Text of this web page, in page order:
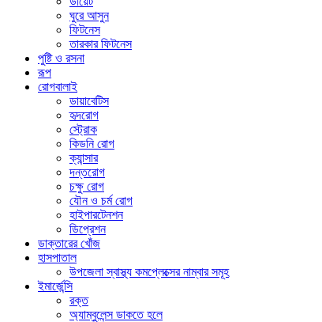
ঘুরে আসুন
ফিটনেস
তারকার ফিটনেস
পুষ্টি ও রসনা
রূপ
রোগবালাই
ডায়াবেটিস
হৃদরোগ
স্ট্রোক
কিডনি রোগ
ক্যান্সার
দন্তরোগ
চক্ষু রোগ
যৌন ও চর্ম রোগ
হাইপারটেনশন
ডিপ্রেশন
ডাক্তারের খোঁজ
হাসপাতাল
উপজেলা স্বাস্থ্য কমপ্লেক্সের নাম্বার সমূহ
ইমার্জেন্সি
রক্ত
অ্যাম্বুলেন্স ডাকতে হলে